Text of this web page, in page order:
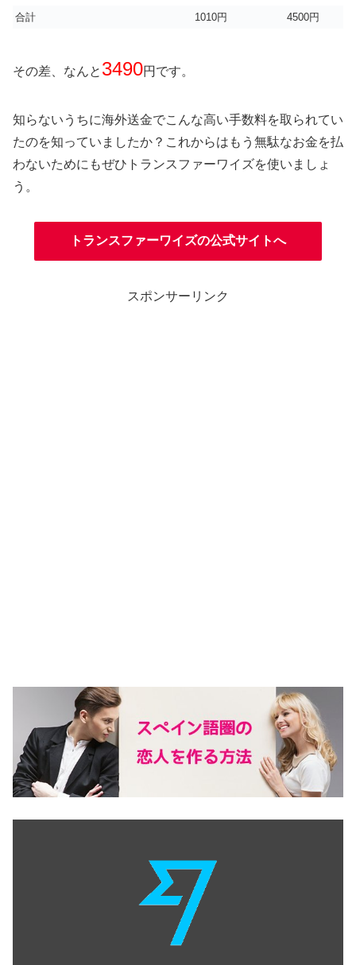
合計 1010円 4500円
その差、なんと 3490円です。
知らないうちに海外送金でこんな高い手数料を取られてい
たのを知っていましたか？これからはもう無駄なお金を払
わないためにもぜひトランスファーワイズを使いましょ
う。
トランスファーワイズの公式サイトへ
スポンサーリンク